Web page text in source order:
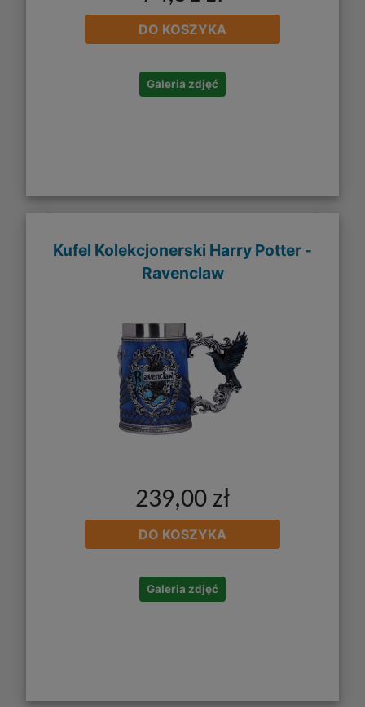
DO KOSZYKA
Galeria zdjęć
Kufel Kolekcjonerski Harry Potter -
Ravenclaw
239,00 zł
DO KOSZYKA
Galeria zdjęć